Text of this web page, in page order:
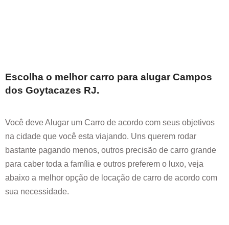
Escolha o melhor carro para alugarCampos
dos Goytacazes RJ.
Você deve Alugar um Carro de acordo com seus objetivos
na cidade que você esta viajando. Uns querem rodar
bastante pagando menos, outros precisão de carro grande
para caber toda a família e outros preferem o luxo, veja
abaixo a melhor opção de locação de carro de acordo com
sua necessidade.